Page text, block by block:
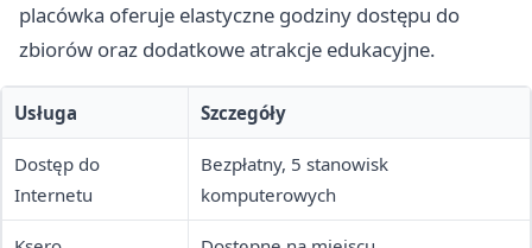
placówka oferuje elastyczne godziny dostępu do
zbiorów oraz dodatkowe atrakcje edukacyjne.
Usługa Szczegóły
Dostęp do
Internetu
Bezpłatny, 5 stanowisk
komputerowych